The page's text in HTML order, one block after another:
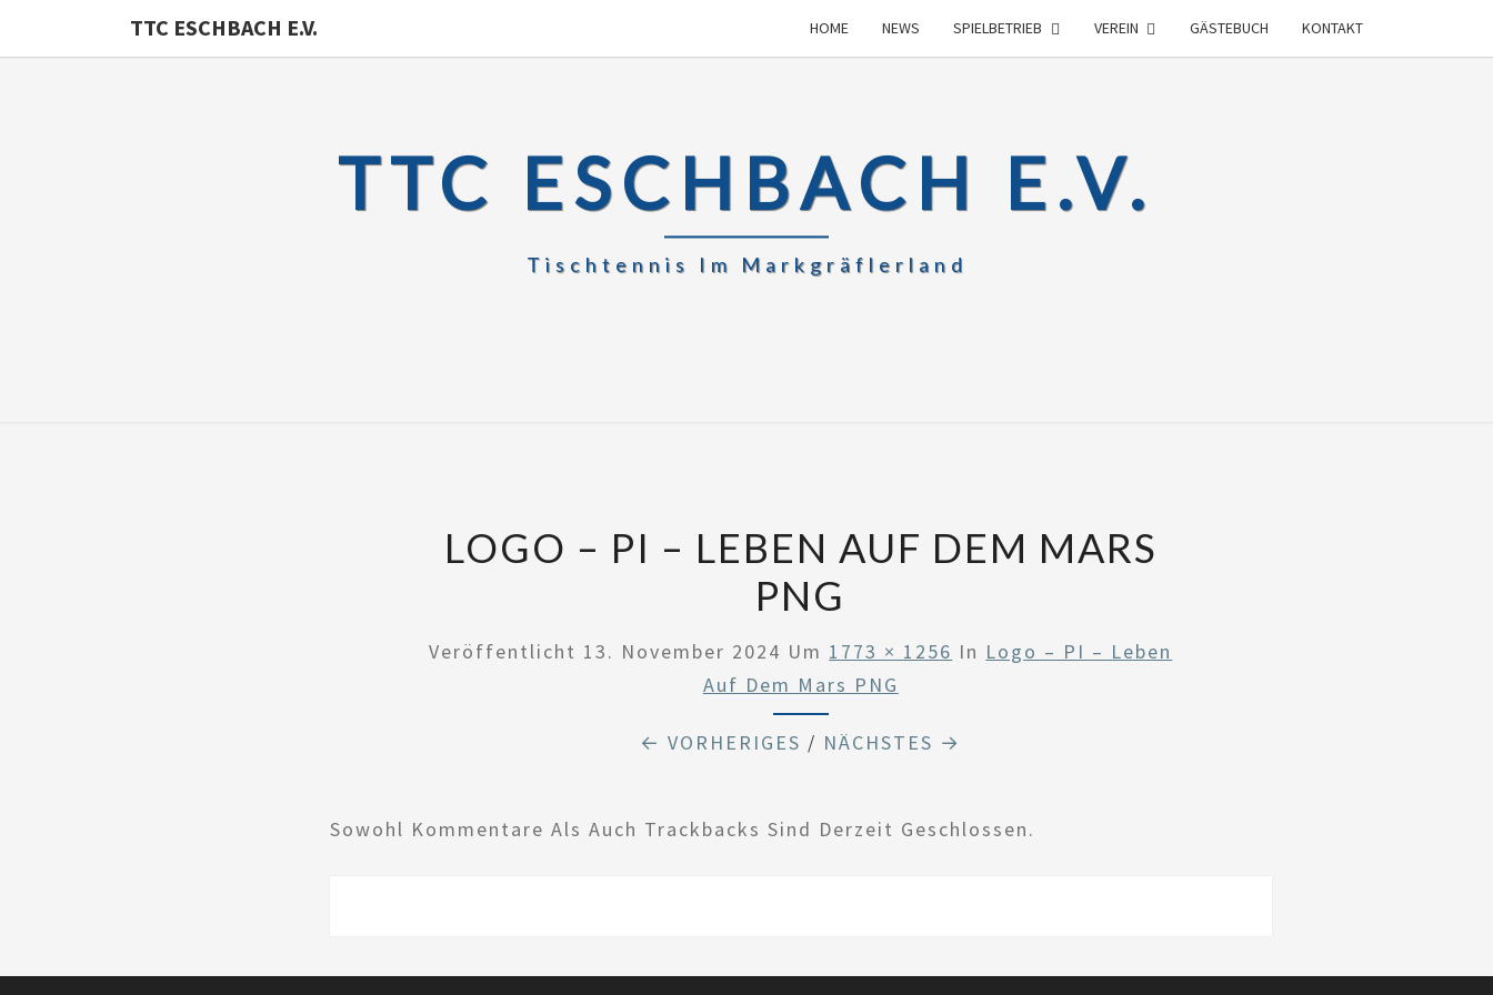
TTC ESCHBACH E.V. HOME NEWS SPIELBETRIEB VEREIN GÄSTEBUCH KONTAKT
TTC ESCHBACH E.V.
Tischtennis Im Markgräflerland
LOGO – PI – LEBEN AUF DEM MARS
PNG
Veröffentlicht 13. November 2024 Um 1773 × 1256 In Logo – PI – Leben
Auf Dem Mars PNG
← VORHERIGES / NÄCHSTES →
Sowohl Kommentare Als Auch Trackbacks Sind Derzeit Geschlossen.